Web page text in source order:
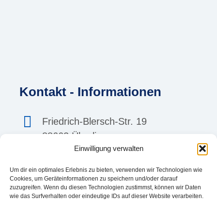
Einwilligung verwalten
Um dir ein optimales Erlebnis zu bieten, verwenden wir Technologien wie
Cookies, um Geräteinformationen zu speichern und/oder darauf
zuzugreifen. Wenn du diesen Technologien zustimmst, können wir Daten
wie das Surfverhalten oder eindeutige IDs auf dieser Website verarbeiten.
Kontakt - Informationen
Friedrich-Blersch-Str. 19
88662 Überlingen
07551 927730